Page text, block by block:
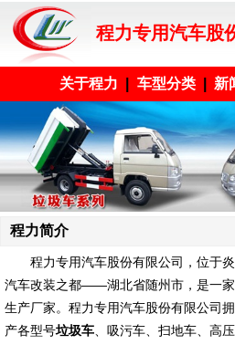
程力专用汽车股
关于程力 车型分类 新
程力简介
程力专用汽车股份有限公司 ，位于
汽车改装之都——湖北省随州市，是一
生产厂家。程力专用汽车股份有限公司
产各型号垃圾车 、吸污车、扫地车、高